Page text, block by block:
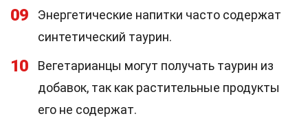
09
Энергетические напитки часто содержат
синтетический таурин.
10
Вегетарианцы могут получать таурин из
добавок, так как растительные продукты
его не содержат.